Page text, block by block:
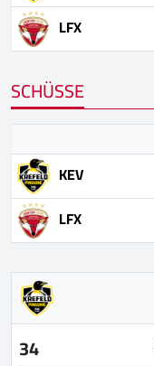
LFX
SCHÜSSE
KEV
LFX
34